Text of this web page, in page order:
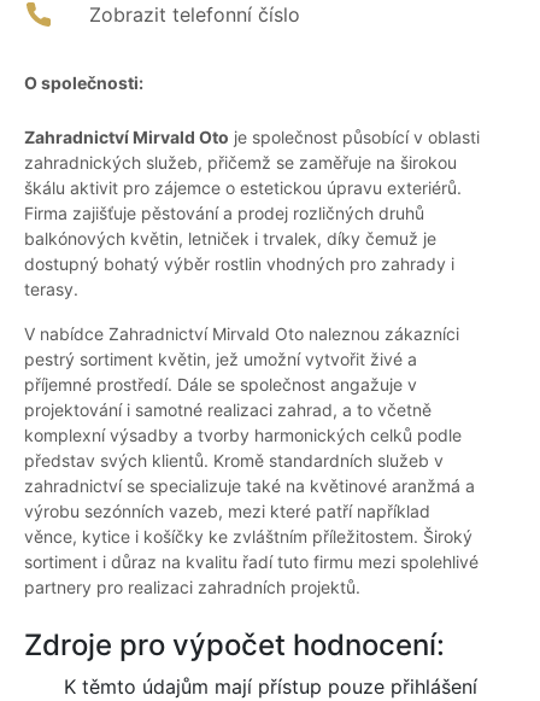
Zobrazit telefonní číslo
O společnosti:
Zahradnictví Mirvald Oto je společnost působící v oblasti
zahradnických služeb, přičemž se zaměřuje na širokou
škálu aktivit pro zájemce o estetickou úpravu exteriérů.
Firma zajišťuje pěstování a prodej rozličných druhů
balkónových květin, letniček i trvalek, díky čemuž je
dostupný bohatý výběr rostlin vhodných pro zahrady i
terasy.
V nabídce Zahradnictví Mirvald Oto naleznou zákazníci
pestrý sortiment květin, jež umožní vytvořit živé a
příjemné prostředí. Dále se společnost angažuje v
projektování i samotné realizaci zahrad, a to včetně
komplexní výsadby a tvorby harmonických celků podle
představ svých klientů. Kromě standardních služeb v
zahradnictví se specializuje také na květinové aranžmá a
výrobu sezónních vazeb, mezi které patří například
věnce, kytice i košíčky ke zvláštním příležitostem. Široký
sortiment i důraz na kvalitu řadí tuto firmu mezi spolehlivé
partnery pro realizaci zahradních projektů.
Zdroje pro výpočet hodnocení:
K těmto údajům mají přístup pouze přihlášení